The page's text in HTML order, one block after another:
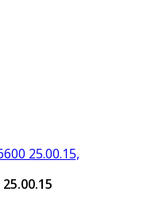
25.00.15